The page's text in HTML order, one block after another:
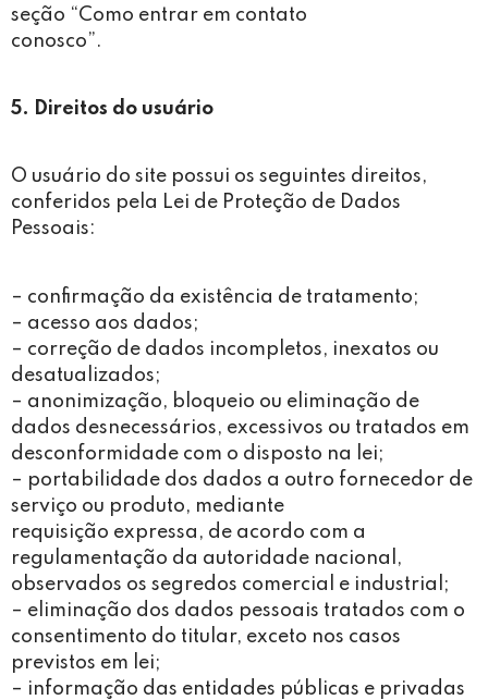
seção “Como entrar em contato
conosco”.
5. Direitos do usuário
O usuário do site possui os seguintes direitos,
conferidos pela Lei de Proteção de Dados
Pessoais:
– confirmação da existência de tratamento;
– acesso aos dados;
– correção de dados incompletos, inexatos ou
desatualizados;
– anonimização, bloqueio ou eliminação de
dados desnecessários, excessivos ou tratados em
desconformidade com o disposto na lei;
– portabilidade dos dados a outro fornecedor de
serviço ou produto, mediante
requisição expressa, de acordo com a
regulamentação da autoridade nacional,
observados os segredos comercial e industrial;
– eliminação dos dados pessoais tratados com o
consentimento do titular, exceto nos casos
previstos em lei;
– informação das entidades públicas e privadas